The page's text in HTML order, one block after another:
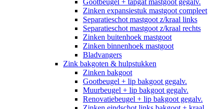
Gootbeugel + tapgat mastgoot gegalv.
Zinken expansiestuk mastgoot compleet
Separatieschot mastgoot z/kraal links
Separatieschot mastgoot z/kraal rechts
Zinken buitenhoek mastgoot
Zinken binnenhoek mastgoot
Bladvangers
Zink bakgoten & hulpstukken
Zinken bakgoot
Gootbeugel + lip bakgoot gegalv.
Muurbeugel + lip bakgoot gegalv.
Renovatiebeugel + lip bakgoot gegalv.